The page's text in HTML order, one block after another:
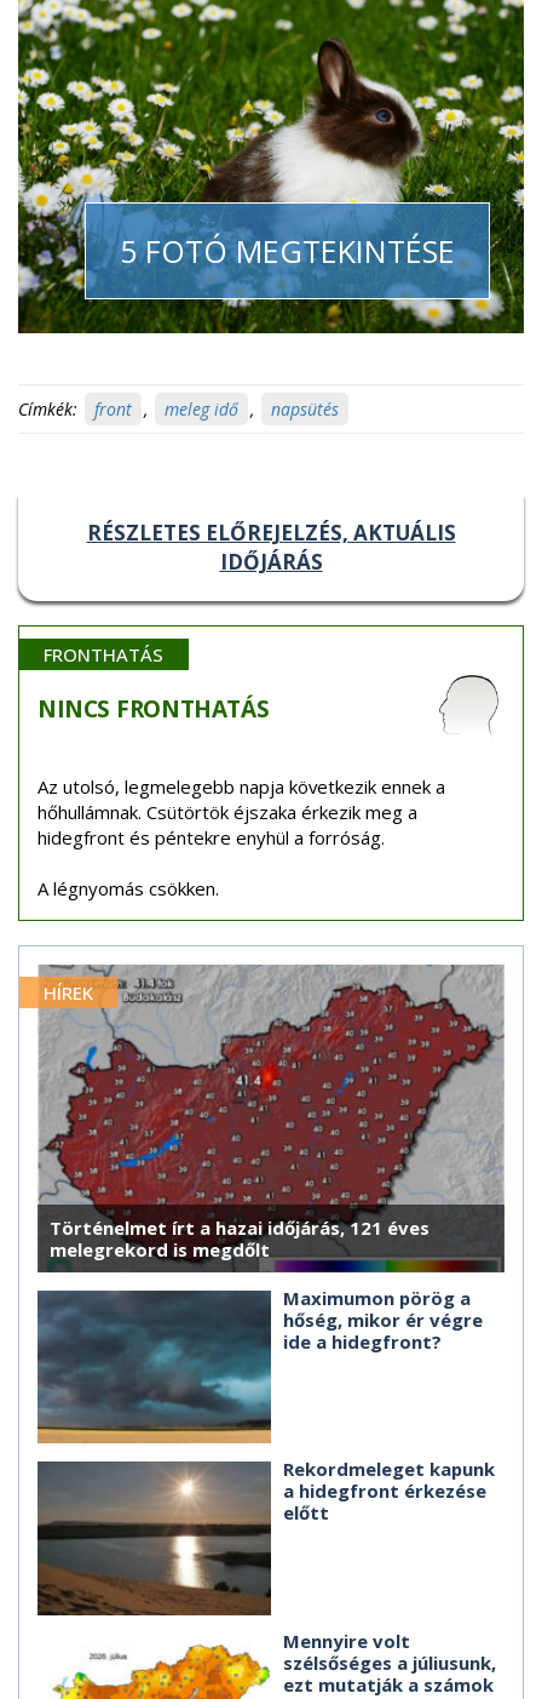
5 FOTÓ MEGTEKINTÉSE
Címkék: front , meleg idő , napsütés
RÉSZLETES ELŐREJELZÉS, AKTUÁLIS
IDŐJÁRÁS
FRONTHATÁS
NINCS FRONTHATÁS
Az utolsó, legmelegebb napja következik ennek a
hőhullámnak. Csütörtök éjszaka érkezik meg a
hidegfront és péntekre enyhül a forróság.
A légnyomás csökken.
HÍREK
Történelmet írt a hazai időjárás, 121 éves
melegrekord is megdőlt
Maximumon pörög a
hőség, mikor ér végre
ide a hidegfront?
Rekordmeleget kapunk
a hidegfront érkezése
előtt
Mennyire volt
szélsőséges a júliusunk,
ezt mutatják a számok